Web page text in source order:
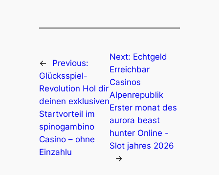
←
Previous:
Glücksspiel-
Revolution Hol dir
deinen exklusiven
Startvorteil im
spinogambino
Casino – ohne
Einzahlu
Next: Echtgeld
Erreichbar
Casinos
Alpenrepublik
Erster monat des
aurora beast
hunter Online -
Slot jahres 2026
→